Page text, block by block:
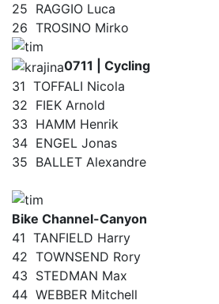
25 RAGGIO Luca
26 TROSINO Mirko
0711 | Cycling
31 TOFFALI Nicola
32 FIEK Arnold
33 HAMM Henrik
34 ENGEL Jonas
35 BALLET Alexandre
Bike Channel-Canyon
41 TANFIELD Harry
42 TOWNSEND Rory
43 STEDMAN Max
44 WEBBER Mitchell